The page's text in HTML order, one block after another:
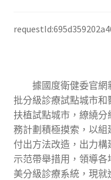
據國度衛健委官網
批分級診療試點城市和
扶植試點城市，繚繞
務計劃積極摸索，以
付出方法改造，出力
示范帶舉措用，領導
美分級診療系統，現